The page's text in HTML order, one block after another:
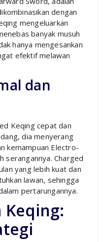
dengan
mengeluarkan
banyak musuh
hanya mengesankan
efektif melawan
dan
Keqing cepat dan
dia menyerang
kemampuan Electro-
serangannya. Charged
yang lebih kuat dan
lawan, sehingga
pertarungannya.